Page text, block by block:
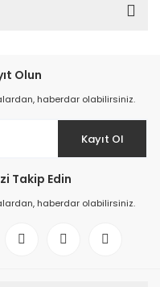
Olun
haberdar olabilirsiniz.
Kayıt Ol
Takip Edin
haberdar olabilirsiniz.